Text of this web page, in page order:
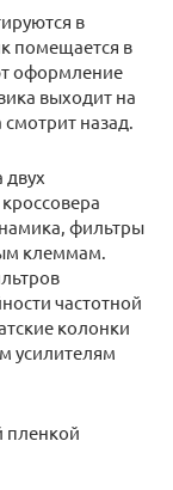
в
помещается в
оформление
выходит на
назад.
двух
фильтры
клеммам.
частотной
колонки
усилителям
пленкой